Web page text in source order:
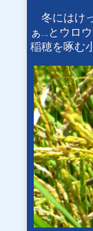
冬にはけ
ぁ…とウロ
稲穂を啄む